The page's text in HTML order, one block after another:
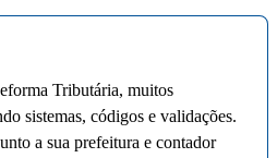
Tributária, muitos
sistemas, códigos e validações.
a sua prefeitura e contador